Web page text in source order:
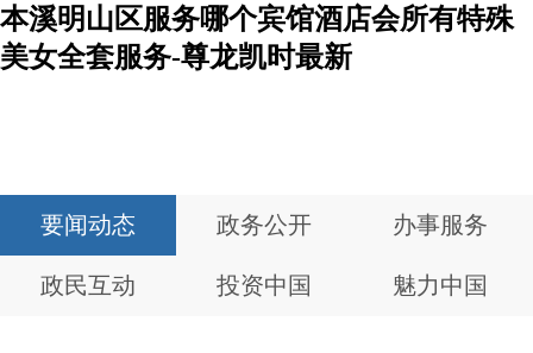
本溪明山区服务哪个宾馆酒店会所有特殊
美女全套服务-尊龙凯时最新
要闻动态 政务公开 办事服务
政民互动 投资中国 魅力中国